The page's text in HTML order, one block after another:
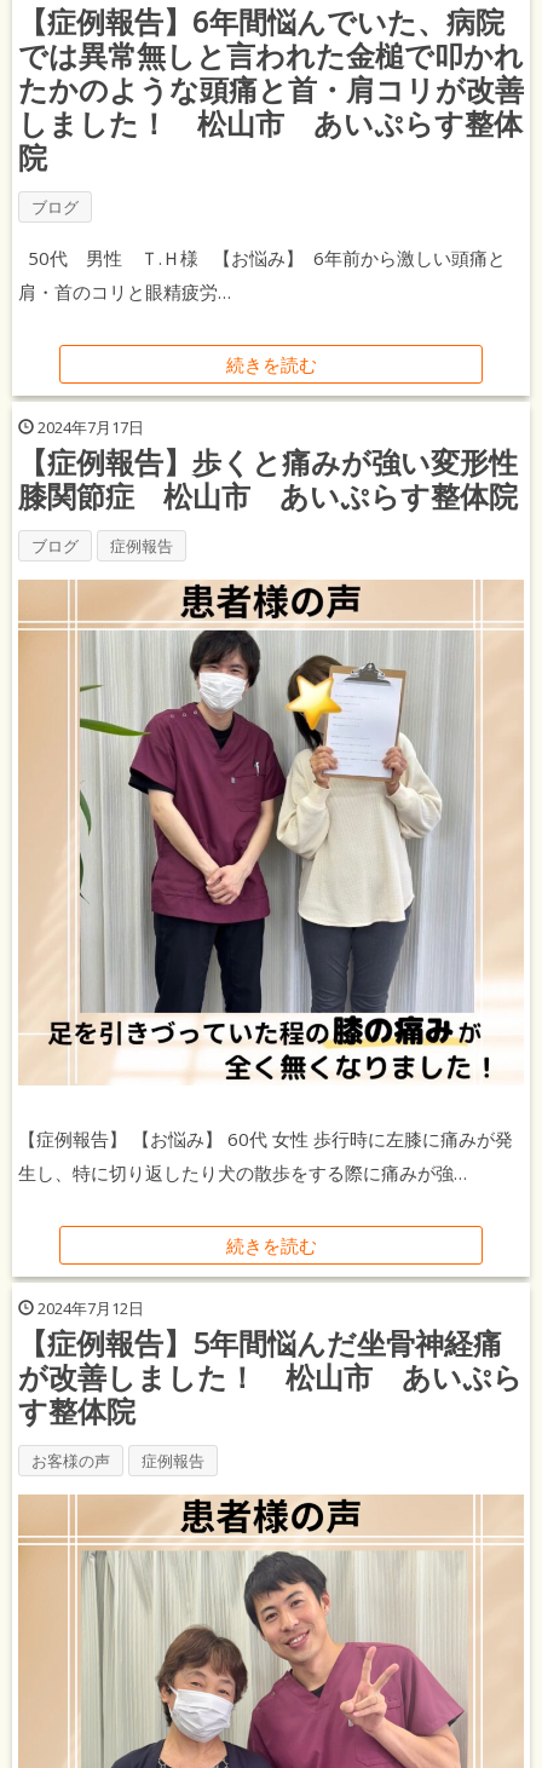
【症例報告】6年間悩んでいた、病院
では異常無しと言われた金槌で叩かれ
たかのような頭痛と首・肩コリが改善
しました！ 松山市 あいぷらす整体
院
ブログ
50代 男性 Ｔ.Ｈ様 【お悩み】 6年前から激しい頭痛と
肩・首のコリと眼精疲労…
続きを読む
2024年7月17日
【症例報告】歩くと痛みが強い変形性
膝関節症 松山市 あいぷらす整体院
ブログ 症例報告
【症例報告】 【お悩み】 60代 女性 歩行時に左膝に痛みが発
生し、特に切り返したり犬の散歩をする際に痛みが強…
続きを読む
2024年7月12日
【症例報告】5年間悩んだ坐骨神経痛
が改善しました！ 松山市 あいぷら
す整体院
お客様の声 症例報告